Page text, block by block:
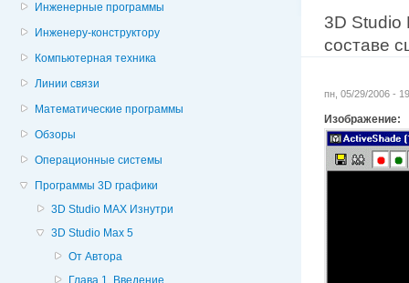
Инженерные программы
Инженеру-конструктору
Компьютерная техника
Линии связи
Математические программы
Обзоры
Операционные системы
Программы 3D графики
3D Studio MAX Изнутри
3D Studio Max 5
От Автора
Глава 1. Введение
3D Studio
составе
пн, 05/29/2006 -
Изображение: